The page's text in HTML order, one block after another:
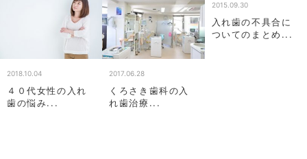
2018.10.04
４０代女性の入れ
歯の悩み...
2017.06.28
くろさき歯科の入
れ歯治療...
2015.09.30
入れ歯の不具合に
ついてのまとめ...